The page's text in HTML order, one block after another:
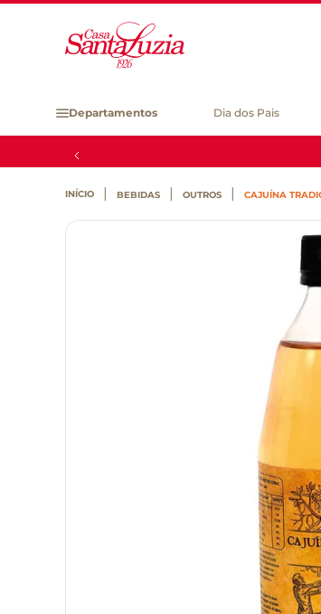
Departamentos Dia dos Pais
BEBIDAS OUTROS CAJUÍNA